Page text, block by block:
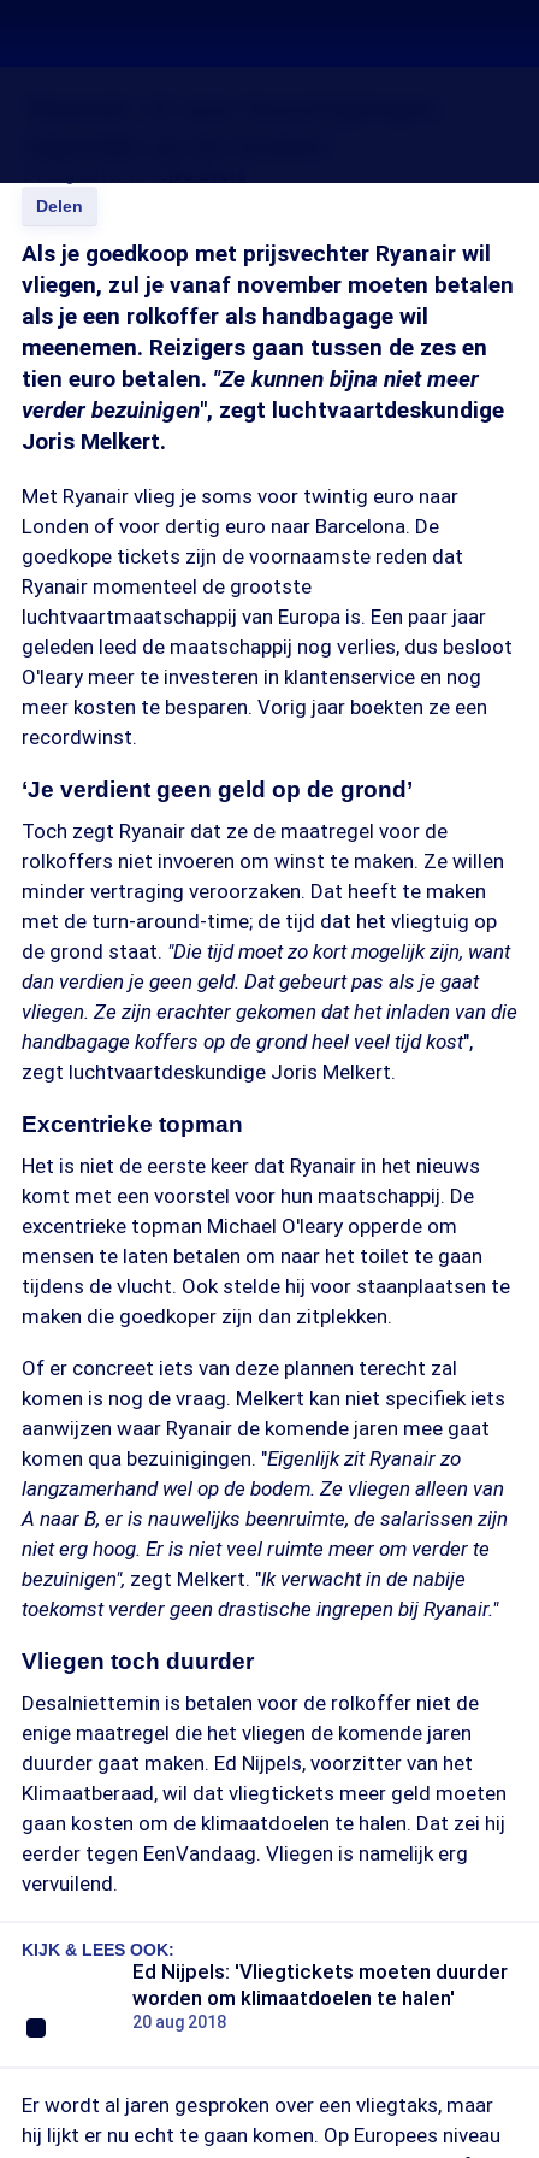
Delen
Als je goedkoop met prijsvechter Ryanair wil
vliegen, zul je vanaf november moeten betalen
als je een rolkoffer als handbagage wil
meenemen. Reizigers gaan tussen de zes en
tien euro betalen. "Ze kunnen bijna niet meer
verder bezuinigen", zegt luchtvaartdeskundige
Joris Melkert.
Met Ryanair vlieg je soms voor twintig euro naar
Londen of voor dertig euro naar Barcelona. De
goedkope tickets zijn de voornaamste reden dat
Ryanair momenteel de grootste
luchtvaartmaatschappij van Europa is. Een paar jaar
geleden leed de maatschappij nog verlies, dus besloot
O'leary meer te investeren in klantenservice en nog
meer kosten te besparen. Vorig jaar boekten ze een
recordwinst.
‘Je verdient geen geld op de grond’
Toch zegt Ryanair dat ze de maatregel voor de
rolkoffers niet invoeren om winst te maken. Ze willen
minder vertraging veroorzaken. Dat heeft te maken
met de turn-around-time; de tijd dat het vliegtuig op
de grond staat. "Die tijd moet zo kort mogelijk zijn, want
dan verdien je geen geld. Dat gebeurt pas als je gaat
vliegen. Ze zijn erachter gekomen dat het inladen van die
handbagage koffers op de grond heel veel tijd kost",
zegt luchtvaartdeskundige Joris Melkert.
Excentrieke topman
Het is niet de eerste keer dat Ryanair in het nieuws
komt met een voorstel voor hun maatschappij. De
excentrieke topman Michael O'leary opperde om
mensen te laten betalen om naar het toilet te gaan
tijdens de vlucht. Ook stelde hij voor staanplaatsen te
maken die goedkoper zijn dan zitplekken.
Of er concreet iets van deze plannen terecht zal
komen is nog de vraag. Melkert kan niet specifiek iets
aanwijzen waar Ryanair de komende jaren mee gaat
komen qua bezuinigingen. "Eigenlijk zit Ryanair zo
langzamerhand wel op de bodem. Ze vliegen alleen van
A naar B, er is nauwelijks beenruimte, de salarissen zijn
niet erg hoog. Er is niet veel ruimte meer om verder te
bezuinigen", zegt Melkert. "Ik verwacht in de nabije
toekomst verder geen drastische ingrepen bij Ryanair."
Vliegen toch duurder
Desalniettemin is betalen voor de rolkoffer niet de
enige maatregel die het vliegen de komende jaren
duurder gaat maken. Ed Nijpels, voorzitter van het
Klimaatberaad, wil dat vliegtickets meer geld moeten
gaan kosten om de klimaatdoelen te halen. Dat zei hij
eerder tegen EenVandaag. Vliegen is namelijk erg
vervuilend.
KIJK & LEES OOK:
Ed Nijpels: 'Vliegtickets moeten duurder
worden om klimaatdoelen te halen'
20 aug 2018
Er wordt al jaren gesproken over een vliegtaks, maar
hij lijkt er nu echt te gaan komen. Op Europees niveau